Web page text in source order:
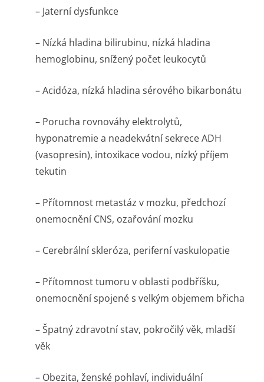
– Jaterní dysfunkce
– Nízká hladina bilirubinu, nízká hladina
hemoglobinu, snížený počet leukocytů
– Acidóza, nízká hladina sérového bikarbonátu
– Porucha rovnováhy elektrolytů,
hyponatremie a neadekvátní sekrece ADH
(vasopresin), intoxikace vodou, nízký příjem
tekutin
– Přítomnost metastáz v mozku, předchozí
onemocnění CNS, ozařování mozku
– Cerebrální skleróza, periferní vaskulopatie
– Přítomnost tumoru v oblasti podbříšku,
onemocnění spojené s velkým objemem břicha
– Špatný zdravotní stav, pokročilý věk, mladší
věk
– Obezita, ženské pohlaví, individuální